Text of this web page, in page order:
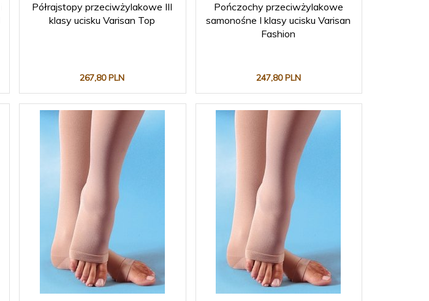
Półrajstopy przeciwżylakowe III
klasy ucisku Varisan Top
267,80 PLN
Pończochy przeciwżylakowe
samonośne I klasy ucisku Varisan
Fashion
247,80 PLN